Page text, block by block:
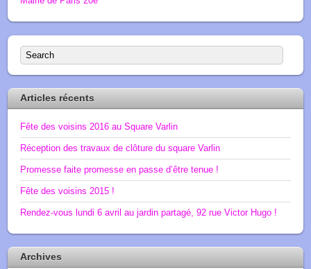
Articles récents
Fête des voisins 2016 au Square Varlin
Réception des travaux de clôture du square Varlin
Promesse faite promesse en passe d’être tenue !
Fête des voisins 2015 !
Rendez-vous lundi 6 avril au jardin partagé, 92 rue Victor Hugo !
Archives